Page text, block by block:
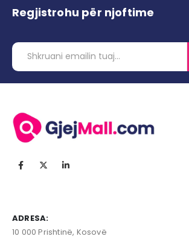
Regjistrohu për njoftime
ADRESA:
10 000 Prishtinë, Kosovë